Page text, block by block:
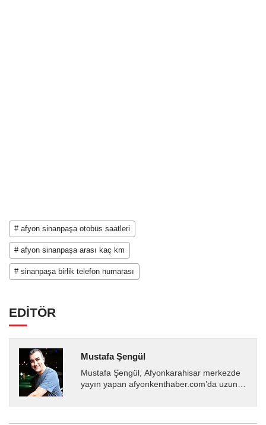
# afyon sinanpaşa otobüs saatleri
# afyon sinanpaşa arası kaç km
# sinanpaşa birlik telefon numarası
EDİTÖR
Mustafa Şengül
Mustafa Şengül, Afyonkarahisar merkezde
yayın yapan afyonkenthaber.com’da uzun
almakta, haber akışı...